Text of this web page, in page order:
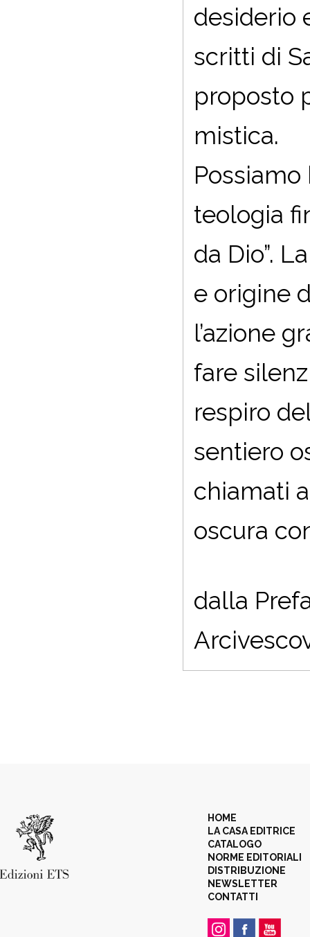
desiderio
scritti di
proposto
mistica.
teologia
da Dio”.
e origine
l’azione
fare
respiro
sentiero
chiamati
oscura
dalla
HOME
LA CASA EDITRICE
CATALOGO
NORME EDITORIALI
DISTRIBUZIONE
NEWSLETTER
CONTATTI